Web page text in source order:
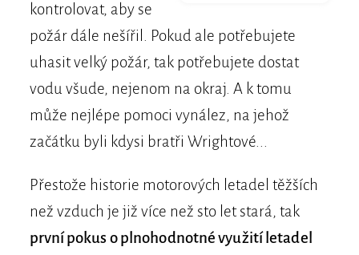
kontrolovat, aby se
požár dále nešířil. Pokud ale potřebujete
uhasit velký požár, tak potřebujete dostat
vodu všude, nejenom na okraj. A k tomu
může nejlépe pomoci vynález, na jehož
začátku byli kdysi bratři Wrightové...
Přestože historie motorových letadel těžších
než vzduch je již více než sto let stará, tak
první pokus o plnohodnotné využití letadel